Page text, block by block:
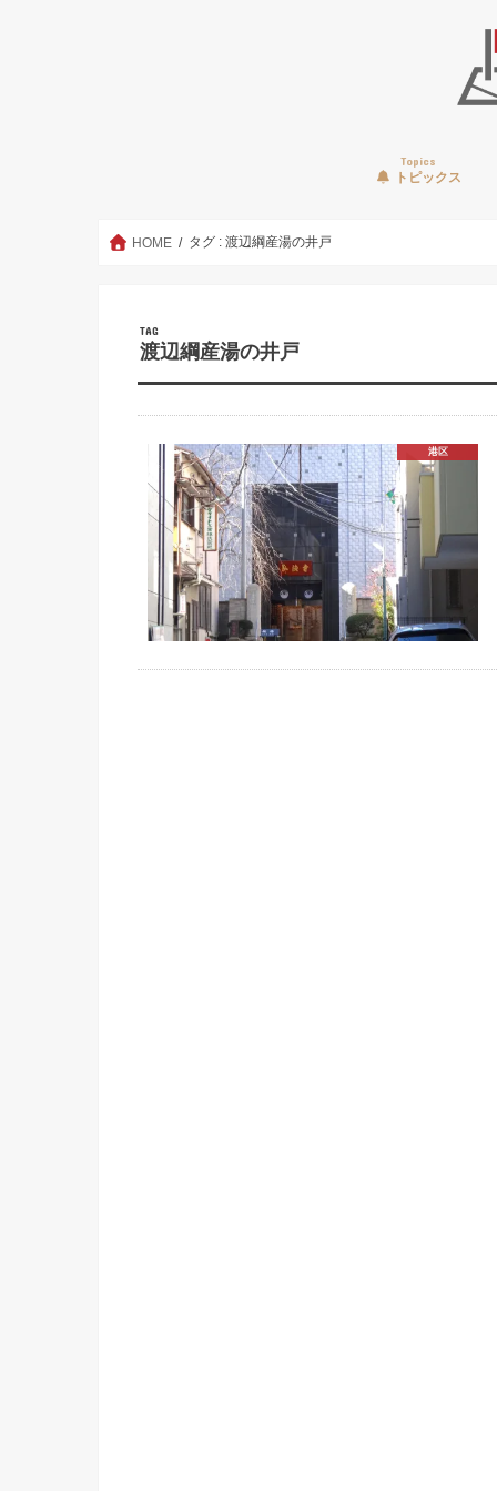
Topics
トピックス
HOME タグ : 渡辺綱産湯の井戸
TAG
渡辺綱産湯の井戸
港区